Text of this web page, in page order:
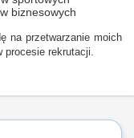
biznesowych
na przetwarzanie moich
procesie rekrutacji.